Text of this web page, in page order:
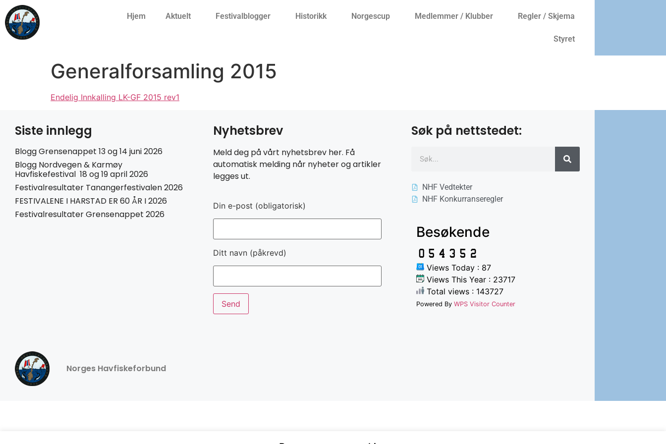
Hjem Aktuelt Festivalblogger Historikk Norgescup Medlemmer / Klubber Regler / Skjema
Styret
Generalforsamling 2015
Endelig Innkalling LK-GF 2015 rev1
Siste innlegg
Blogg Grensenappet 13 og 14 juni 2026
Blogg Nordvegen & Karmøy
Havfiskefestival 18 og 19 april 2026
Festivalresultater Tanangerfestivalen 2026
FESTIVALENE I HARSTAD ER 60 ÅR I 2026
Festivalresultater Grensenappet 2026
Nyhetsbrev
Meld deg på vårt nyhetsbrev her. Få
automatisk melding når nyheter og artikler
legges ut.
Din e-post (obligatorisk)
Ditt navn (påkrevd)
Søk på nettstedet:
NHF Vedtekter
NHF Konkurranseregler
Besøkende
Views Today : 87
Views This Year : 23717
Total views : 143727
Powered By WPS Visitor Counter
Norges Havfiskeforbund